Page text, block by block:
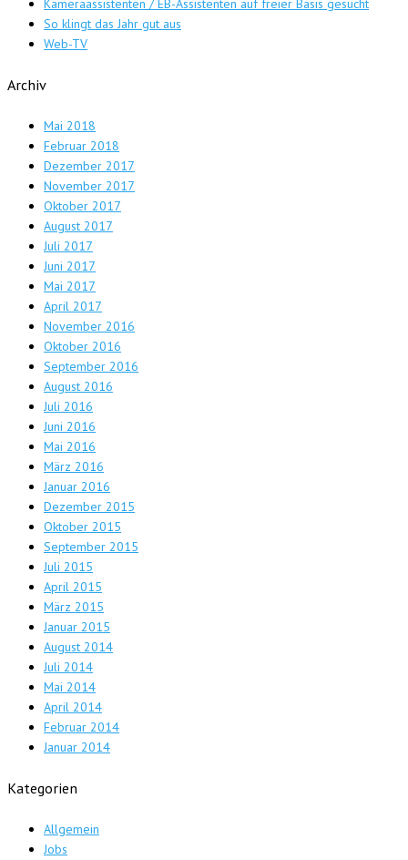
Kameraassistenten / EB-Assistenten auf freier Basis gesucht
So klingt das Jahr gut aus
Web-TV
Archiv
Mai 2018
Februar 2018
Dezember 2017
November 2017
Oktober 2017
August 2017
Juli 2017
Juni 2017
Mai 2017
April 2017
November 2016
Oktober 2016
September 2016
August 2016
Juli 2016
Juni 2016
Mai 2016
März 2016
Januar 2016
Dezember 2015
Oktober 2015
September 2015
Juli 2015
April 2015
März 2015
Januar 2015
August 2014
Juli 2014
Mai 2014
April 2014
Februar 2014
Januar 2014
Kategorien
Allgemein
Jobs